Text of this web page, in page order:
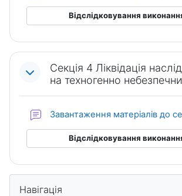
Відслідковування
Секція 4 Ліквідація
на техногенно
Завантаження матеріалів до
Відслідковування
Блоки
Навігація